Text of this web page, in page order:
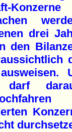
drei
den
darf